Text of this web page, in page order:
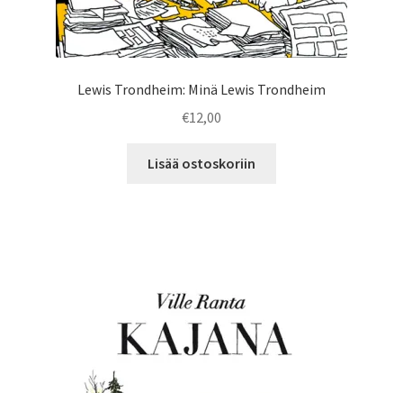
Lewis Trondheim: Minä Lewis Trondheim
€12,00
Lisää ostoskoriin